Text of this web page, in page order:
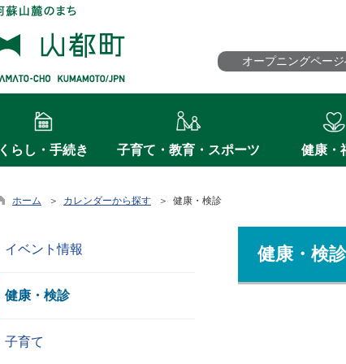
オープニングペー
くらし・手続き 子育て・教育・スポーツ 健康・
ホーム ＞ カレンダーから探す ＞ 健康・検診
健康・検診
イベント情報
健康・検診
子育て